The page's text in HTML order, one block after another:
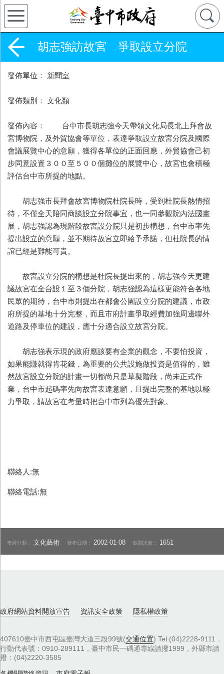
胡志強訪故宮 爭取設立分院
發佈單位： 新聞室
發佈類別： 文化類
發佈內容： 台中市長胡志強今天帶領文化局長北上拜會故
宮博物院，及外貿協會等單位，表達爭取設立故宮分院及國際
會議展覽中心的意願，獲得各單位的正面回應，外貿協會己初
步同意設置３００至５００個攤位的展覽中心，故宮也會積極
評估台中市所提的地點。
胡志強市長拜會故宮博物院杜院長時，受到杜院長熱情招
待，不僅全天陪同商談設立分院事宜，也一同參觀院內法國畫
展，胡志強認為現階段故宮設分院只是初步構想，台中市率先
提出設立的意願，並不期待故宮立即給予承諾，但杜院長的情
誼已經是難能可貴。
故宮設立分院的構想是杜院長提出來的，胡志強今天更建
議故宮在全台設１至３個分院，胡志強認為這樣更能符合各地
民眾的期待，台中市則提出在都會公園設立分院的建議，市政
府所提的基地十分完整，而且市府計畫爭取經費加強周邊聯外
道路及停車位的建設，應十分適合設立故宮分院。
胡志強表示現的政府應該要有企業的觀念，不要怕投資，
如果能賺就得肯花錢，為重要的公共設施做投資是值得的，雖
然故宮設立分院的計畫一切都尚只是草擬階段，尚未正式作
業，台中市起碼率先向故宮表達意願，且提出完整的基地以極
力爭取，請故宮在考量時把台中市列為優先對象。
聯絡人:無
聯絡電話:無
市府分類：文化藝術 發布日期： 2002-01-08 點閱次數： 1651
政府網站資料開放宣告 資訊安全政策 隱私權政策
407610臺中市西屯區臺灣大道三段99號(交通位置) Tel:(04)2228-9111．
行動代表號：0910-289111，臺中市民一碼通專線請撥1999，外縣市請
撥：(04)2220-3585